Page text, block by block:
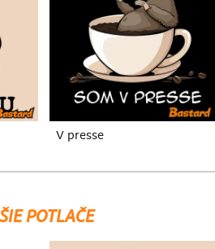
V presse
POTLAČE